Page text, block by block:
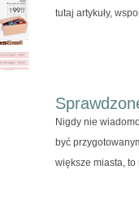
tutaj artykuły,
Nigdy nie
być
większe miasta,